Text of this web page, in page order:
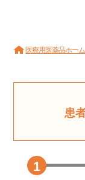
医療用医薬品ホー
患
1